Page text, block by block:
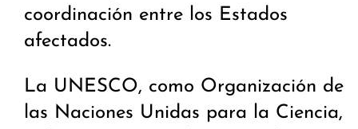
coordinación entre los Estados
afectados.
La UNESCO, como Organización de
las Naciones Unidas para la Ciencia,